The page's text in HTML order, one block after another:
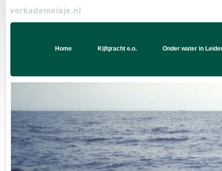
verkademeisje.nl
Home Kijfgracht e.o. Onder water in